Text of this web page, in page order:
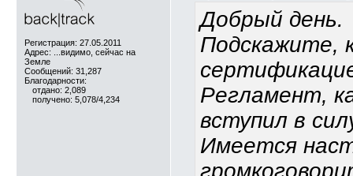
Регистрация: 27.05.2011
Адрес: ...видимо, сейчас на
Земле
Сообщений: 31,287
Благодарности:
отдано: 2,089
получено: 5,078/4,234
Добрый день.
Подскажите,
Регламент,
вступил в
Имеется